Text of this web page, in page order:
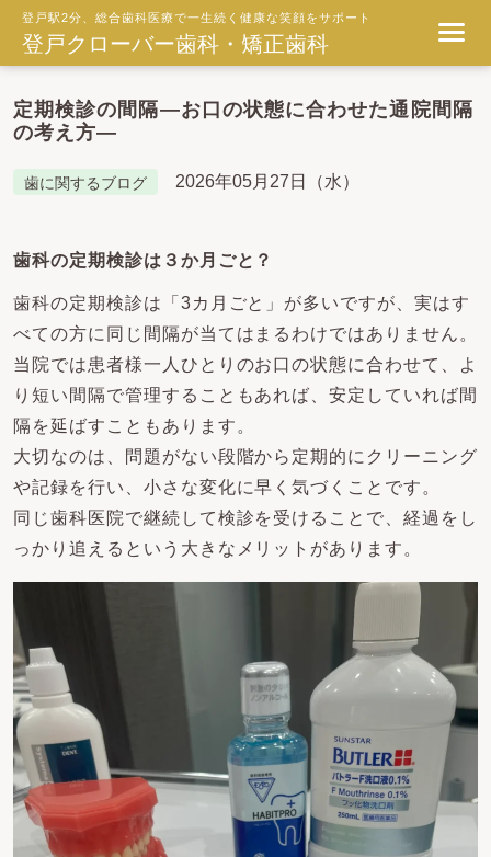
登戸駅2分、総合歯科医療で一生続く健康な笑顔をサポート
登戸クローバー歯科・矯正歯科
定期検診の間隔―お口の状態に合わせた通院間隔
の考え方―
歯に関するブログ 2026年05月27日（水）
歯科の定期検診は３か月ごと？
歯科の定期検診は「3カ月ごと」が多いですが、実はす
べての方に同じ間隔が当てはまるわけではありません。
当院では患者様一人ひとりのお口の状態に合わせて、よ
り短い間隔で管理することもあれば、安定していれば間
隔を延ばすこともあります。
大切なのは、問題がない段階から定期的にクリーニング
や記録を行い、小さな変化に早く気づくことです。
同じ歯科医院で継続して検診を受けることで、経過をし
っかり追えるという大きなメリットがあります。